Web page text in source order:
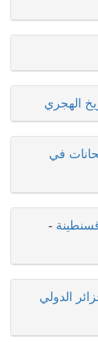
الهجري
في
-
الدولي